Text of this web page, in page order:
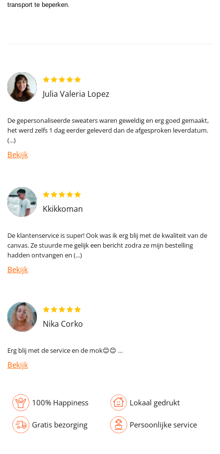
transport te beperken.
Julia Valeria Lopez
De gepersonaliseerde sweaters waren geweldig en erg goed gemaakt,
het werd zelfs 1 dag eerder geleverd dan de afgesproken leverdatum.
(...)
Bekijk
Kkikkoman
De klantenservice is super! Ook was ik erg blij met de kwaliteit van de
canvas. Ze stuurde me gelijk een bericht zodra ze mijn bestelling
hadden ontvangen en (...)
Bekijk
Nika Corko
Erg blij met de service en de mok😊😊 …
Bekijk
100% Happiness Lokaal gedrukt
Gratis bezorging Persoonlijke service